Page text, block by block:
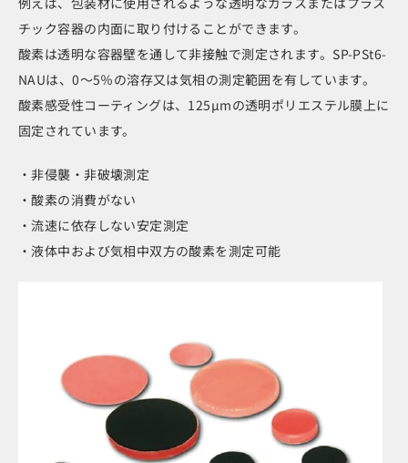
チック容器の内面に取り付けることができます。
酸素は透明な容器壁を通して非接触で測定されます。SP-PSt6-
NAUは、0〜5％の溶存又は気相の測定範囲を有しています。
酸素感受性コーティングは、125μmの透明ポリエステル膜上に
固定されています。
・非侵襲・非破壊測定
・酸素の消費がない
・流速に依存しない安定測定
・液体中および気相中双方の酸素を測定可能